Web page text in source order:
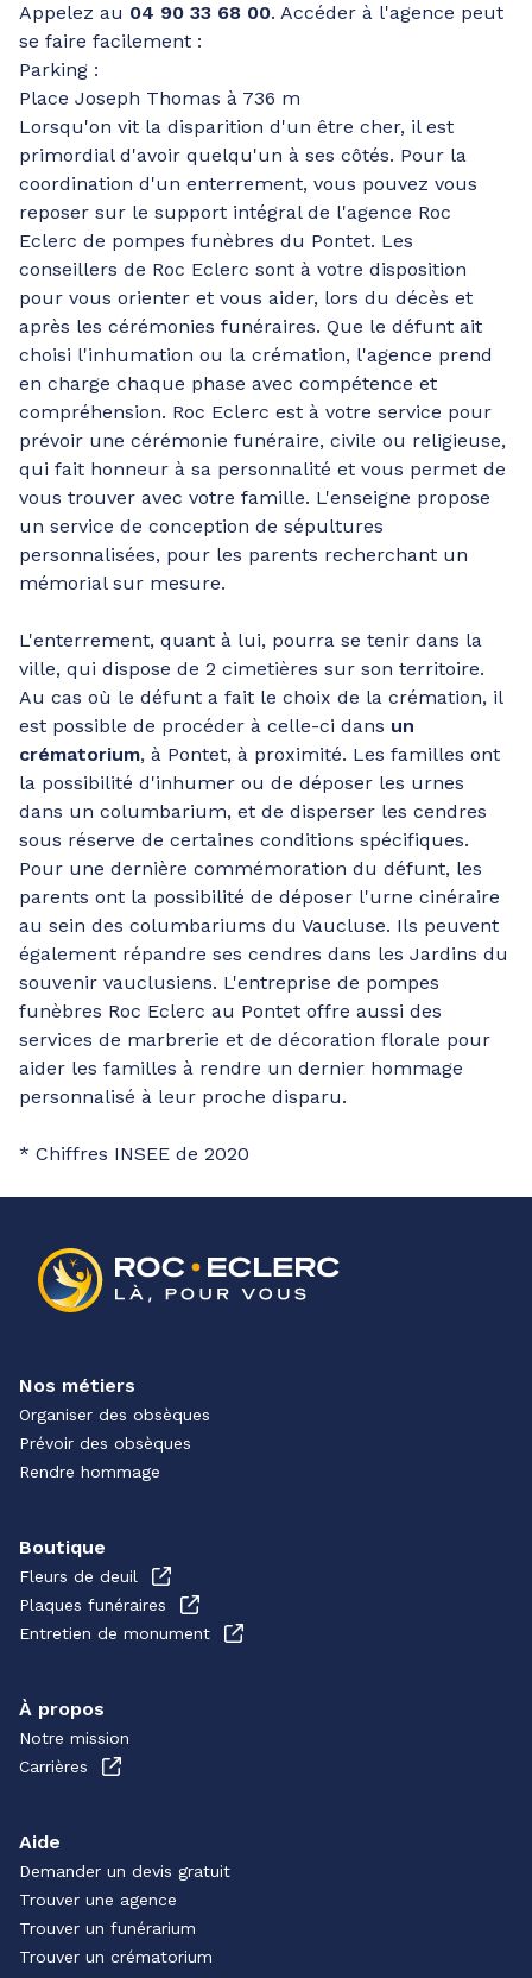
Appelez au 04 90 33 68 00. Accéder à l'agence peut
se faire facilement :
Parking :
Place Joseph Thomas à 736 m
Lorsqu'on vit la disparition d'un être cher, il est
primordial d'avoir quelqu'un à ses côtés. Pour la
coordination d'un enterrement, vous pouvez vous
reposer sur le support intégral de l'agence Roc
Eclerc de pompes funèbres du Pontet. Les
conseillers de Roc Eclerc sont à votre disposition
pour vous orienter et vous aider, lors du décès et
après les cérémonies funéraires. Que le défunt ait
choisi l'inhumation ou la crémation, l'agence prend
en charge chaque phase avec compétence et
compréhension. Roc Eclerc est à votre service pour
prévoir une cérémonie funéraire, civile ou religieuse,
qui fait honneur à sa personnalité et vous permet de
vous trouver avec votre famille. L'enseigne propose
un service de conception de sépultures
personnalisées, pour les parents recherchant un
mémorial sur mesure.
L'enterrement, quant à lui, pourra se tenir dans la
ville, qui dispose de 2 cimetières sur son territoire.
Au cas où le défunt a fait le choix de la crémation, il
est possible de procéder à celle-ci dans un
crématorium, à Pontet, à proximité. Les familles ont
la possibilité d'inhumer ou de déposer les urnes
dans un columbarium, et de disperser les cendres
sous réserve de certaines conditions spécifiques.
Pour une dernière commémoration du défunt, les
parents ont la possibilité de déposer l'urne cinéraire
au sein des columbariums du Vaucluse. Ils peuvent
également répandre ses cendres dans les Jardins du
souvenir vauclusiens. L'entreprise de pompes
funèbres Roc Eclerc au Pontet offre aussi des
services de marbrerie et de décoration florale pour
aider les familles à rendre un dernier hommage
personnalisé à leur proche disparu.
* Chiffres INSEE de 2020
Nos métiers
Organiser des obsèques
Prévoir des obsèques
Rendre hommage
Boutique
Fleurs de deuil
Plaques funéraires
Entretien de monument
À propos
Notre mission
Carrières
Aide
Demander un devis gratuit
Trouver une agence
Trouver un funérarium
Trouver un crématorium